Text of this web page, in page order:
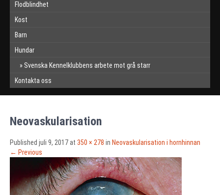
Flodblindhet
Kost
Barn
Hundar
Svenska Kennelklubbens arbete mot grå starr
Kontakta oss
Neovaskularisation
Published juli 9, 2017at 350 × 278 in Neovaskularisation i hornhinnan
← Previous